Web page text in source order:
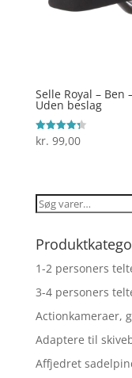
Selle Royal – Ben
Uden beslag
Vurderet
4.3
kr. 99,00
Søg
1-2 personers
3-4 personers
Actionkameraer,
Adaptere til
Affjedret